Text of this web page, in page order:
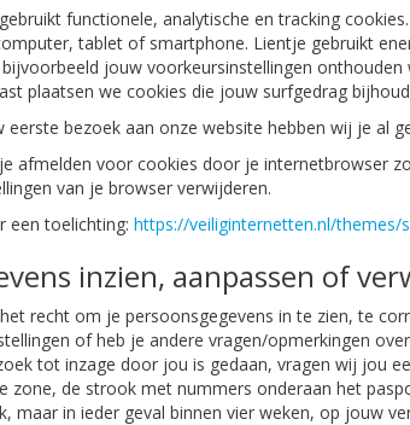
functionele, analytische en tracking
tablet of smartphone. Lientje gebruikt
jouw voorkeursinstellingen
plaatsen we cookies die jouw surfgedrag
eerste bezoek aan onze website hebben wij je al
afmelden voor cookies door je internetbrowser
van je browser verwijderen.
een toelichting: https://veiliginternetten.nl/
inzien, aanpassen of
recht om je persoonsgegevens in te zien, te
of heb je andere vragen/opmerkingen
tot inzage door jou is gedaan, vragen wij jou
zone, de strook met nummers onderaan het
maar in ieder geval binnen vier weken, op jouw